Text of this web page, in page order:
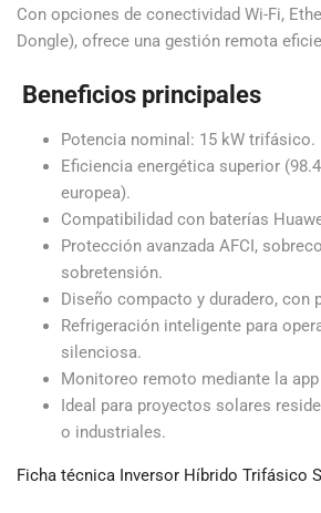
Con opciones de conectividad Wi-Fi,
Dongle), ofrece una gestión remota
Beneficios principales
Potencia nominal: 15 kW trifásico.
Eficiencia energética superior
europea).
Compatibilidad con baterías
Protección avanzada AFCI,
sobretensión.
Diseño compacto y duradero, con
Refrigeración inteligente para
silenciosa.
Monitoreo remoto mediante la
Ideal para proyectos solares
o industriales.
Ficha técnica Inversor Híbrido Trifásico